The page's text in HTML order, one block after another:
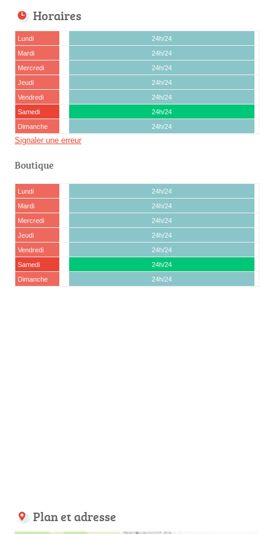
Horaires
Lundi
24h/24
Mardi
24h/24
Mercredi
24h/24
Jeudi
24h/24
Vendredi
24h/24
Samedi
24h/24
Dimanche
24h/24
Signaler une erreur
Boutique
Lundi
24h/24
Mardi
24h/24
Mercredi
24h/24
Jeudi
24h/24
Vendredi
24h/24
Samedi
24h/24
Dimanche
24h/24
Plan et adresse